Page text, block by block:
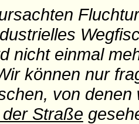
nicht einmal
können nur
von denen
Straße